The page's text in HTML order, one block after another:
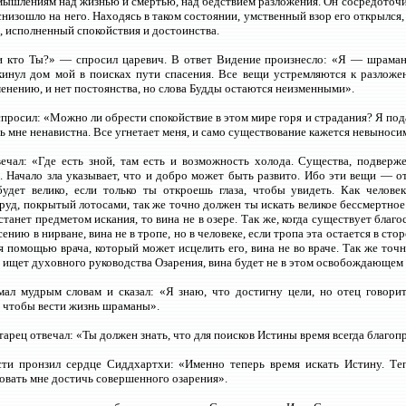
на него. Находясь в таком состоянии, умственный взор его
исполненный спокойствия и достоинства.
кто Ты?» — спросил царевич. В ответ Видение произнесло: «Я —
дом мой в поисках пути спасения. Все вещи устремляются к
и нет постоянства, но слова Будды остаются неизменными».
«Можно ли обрести спокойствие в этом мире горя и страдания? Я
мне ненавистна. Все угнетает меня, и само существование кажется
«Где есть зной, там есть и возможность холода. Существа,
Начало зла указывает, что и добро может быть развито. Ибо эти вещи —
велико, если только ты откроешь глаза, чтобы увидеть. Как
покрытый лотосами, так же точно должен ты искать великое
предметом искания, то вина не в озере. Так же, когда существует
в нирване, вина не в тропе, но в человеке, если тропа эта остается в
помощью врача, который может исцелить его, вина не во враче. Так же
ищет духовного руководства Озарения, вина будет не в этом освобождающем
мудрым словам и сказал: «Я знаю, что достигну цели, но отец
чтобы вести жизнь шраманы».
отвечал: «Ты должен знать, что для поисков Истины время всегда
пронзил сердце Сиддхартхи: «Именно теперь время искать Истину.
мне достичь совершенного озарения».